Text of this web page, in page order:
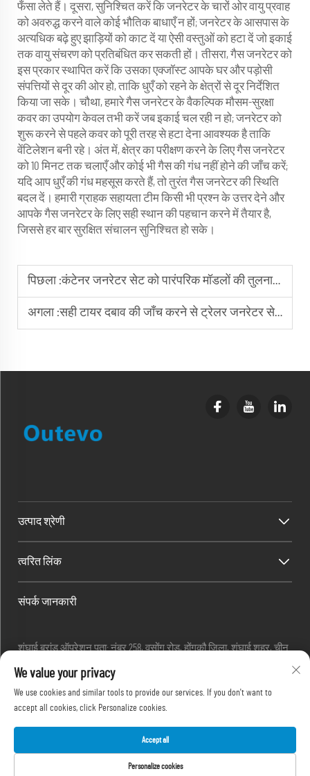
फँसा लेते हैं। दूसरा, सुनिश्चित करें कि जनरेटर के चारों ओर वायु प्रवाह
को अवरुद्ध करने वाले कोई भौतिक बाधाएँ न हों; जनरेटर के आसपास के
अत्यधिक बढ़े हुए झाड़ियों को काट दें या ऐसी वस्तुओं को हटा दें जो इकाई
तक वायु संचरण को प्रतिबंधित कर सकती हों। तीसरा, गैस जनरेटर को
इस प्रकार स्थापित करें कि उसका एक्जॉस्ट आपके घर और पड़ोसी
संपत्तियों से दूर की ओर हो, ताकि धुएँ को रहने के क्षेत्रों से दूर निर्देशित
किया जा सके। चौथा, हमारे गैस जनरेटर के वैकल्पिक मौसम-सुरक्षा
कवर का उपयोग केवल तभी करें जब इकाई चल रही न हो; जनरेटर को
शुरू करने से पहले कवर को पूरी तरह से हटा देना आवश्यक है ताकि
वेंटिलेशन बनी रहे। अंत में, क्षेत्र का परीक्षण करने के लिए गैस जनरेटर
को 10 मिनट तक चलाएँ और कोई भी गैस की गंध नहीं होने की जाँच करें;
यदि आप धुएँ की गंध महसूस करते हैं, तो तुरंत गैस जनरेटर की स्थिति
बदल दें। हमारी ग्राहक सहायता टीम किसी भी प्रश्न के उत्तर देने और
आपके गैस जनरेटर के लिए सही स्थान की पहचान करने में तैयार है,
जिससे हर बार सुरक्षित संचालन सुनिश्चित हो सके।
पिछला :कंटेनर जनरेटर सेट को पारंपरिक मॉडलों की तुलना में परिवहन करना आसान क्यों है?
अगला :सही टायर दबाव की जाँच करने से ट्रेलर जनरेटर सेट की सुरक्षित गति सुनिश्चित होती है।
उत्पाद श्रेणी
त्वरित लिंक
संपर्क जानकारी
शंघाई ब्रांड ऑपरेशन पता: नंबर 258, वुसोंग रोड, होंगकौ जिला, शंघाई शहर, चीन
ईमेलः
[email protected]
टेलीफोनः
+86-13280035385
We value your privacy
We use cookies and similar tools to provide our services. If you don't want to
accept all cookies, click Personalize cookies.
Personalize cookies
Accept all